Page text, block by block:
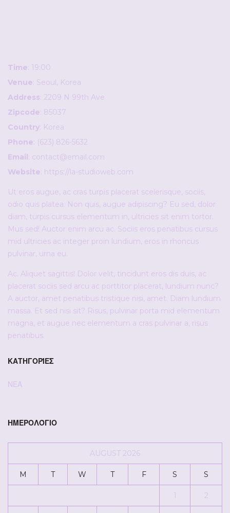
Time: 19:00
Venue: Seoul, Korea
Address: 2209 N 99th Ave
Zipcode: 85037
Country: Korea
Phone: (623) 826-5632
Email : contact@email.com
Website: https://la-studioweb.com
Ut eros augue, ac cras turpis placerat scelerisque, sociis,
odio quis platea. Non quis, augue adipiscing? Eu sed, dolor
diam, turpis cursus elementum in, ultricies sit enim tortor.
Mus sed! Auctor enim arcu ac. Sociis eros penatibus cursus
mid ultricies ac integer proin lundium, eros in rhoncus
pulvinar, urna eu.
Ac. Aliquet sagittis! Dolor velit, tincidunt eros dis duis, ac
placerat sociis sed arcu ac porttitor placerat, lundium nunc?
A auctor, amet penatibus tristique nisi, amet. Diam lundium
massa. Et sed nisi sit? Risus, pulvinar porta mid elementum
magna, et augue nec elementum a cras pulvinar a, risus
penatibus.
ΚΑΤΗΓΟΡΊΕΣ
ΝΕΑ
ΗΜΕΡΟΛΌΓΙΟ
AUGUST 2026
M T W T F S S
1 2